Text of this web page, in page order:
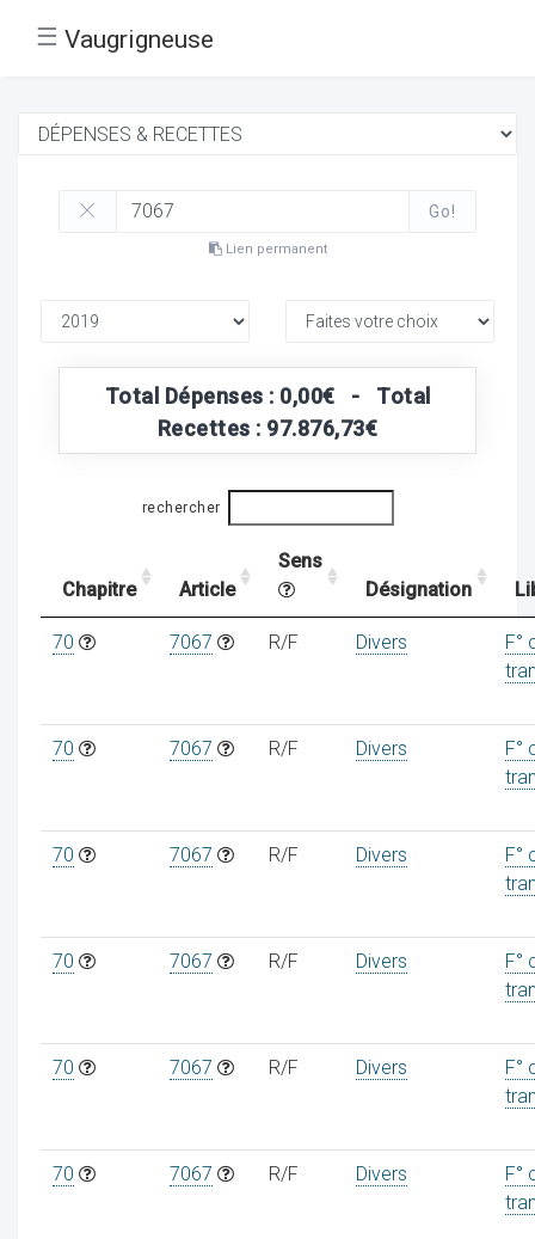
☰ Vaugrigneuse
Go!
Lien permanent
Total Dépenses : 0,00€ - Total
Recettes : 97.876,73€
rechercher
Chapitre Article
Sens
Désignation
70 7067 R/F Divers
F°
70 7067 R/F Divers
F°
70 7067 R/F Divers
F°
70 7067 R/F Divers
F°
70 7067 R/F Divers
F°
70 7067 R/F Divers
F°